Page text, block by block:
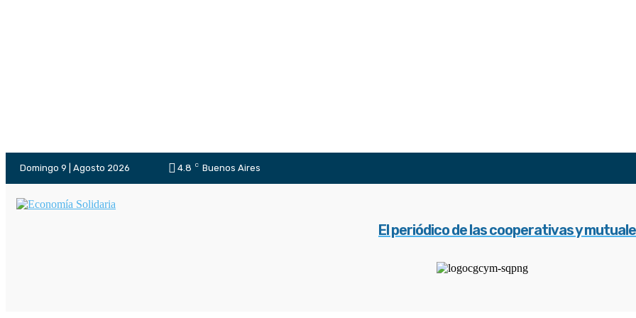
Domingo 9 | Agosto 2026 4.8 C Buenos Aires
El periódico de las cooperativas y